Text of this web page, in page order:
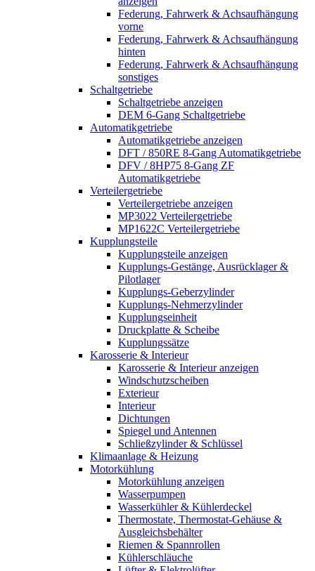
Federung, Fahrwerk & Achsaufhängung
vorne
Federung, Fahrwerk & Achsaufhängung
hinten
Federung, Fahrwerk & Achsaufhängung
sonstiges
Schaltgetriebe
Schaltgetriebe anzeigen
DEM 6-Gang Schaltgetriebe
Automatikgetriebe
Automatikgetriebe anzeigen
DFT / 850RE 8-Gang Automatikgetriebe
DFV / 8HP75 8-Gang ZF
Automatikgetriebe
Verteilergetriebe
Verteilergetriebe anzeigen
MP3022 Verteilergetriebe
MP1622C Verteilergetriebe
Kupplungsteile
Kupplungsteile anzeigen
Kupplungs-Gestänge, Ausrücklager &
Pilotlager
Kupplungs-Geberzylinder
Kupplungs-Nehmerzylinder
Kupplungseinheit
Druckplatte & Scheibe
Kupplungssätze
Karosserie & Interieur
Karosserie & Interieur anzeigen
Windschutzscheiben
Exterieur
Interieur
Dichtungen
Spiegel und Antennen
Schließzylinder & Schlüssel
Klimaanlage & Heizung
Motorkühlung
Motorkühlung anzeigen
Wasserpumpen
Wasserkühler & Kühlerdeckel
Thermostate, Thermostat-Gehäuse &
Ausgleichsbehälter
Riemen & Spannrollen
Kühlerschläuche